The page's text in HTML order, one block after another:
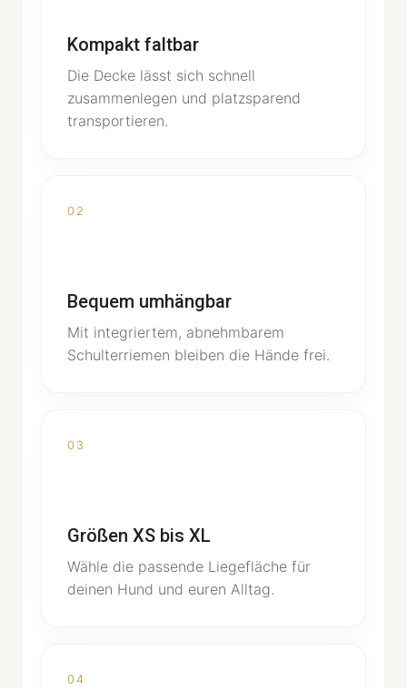
Kompakt faltbar
Die Decke lässt sich schnell
zusammenlegen und platzsparend
transportieren.
02
Bequem umhängbar
Mit integriertem, abnehmbarem
Schulterriemen bleiben die Hände frei.
03
Größen XS bis XL
Wähle die passende Liegefläche für
deinen Hund und euren Alltag.
04